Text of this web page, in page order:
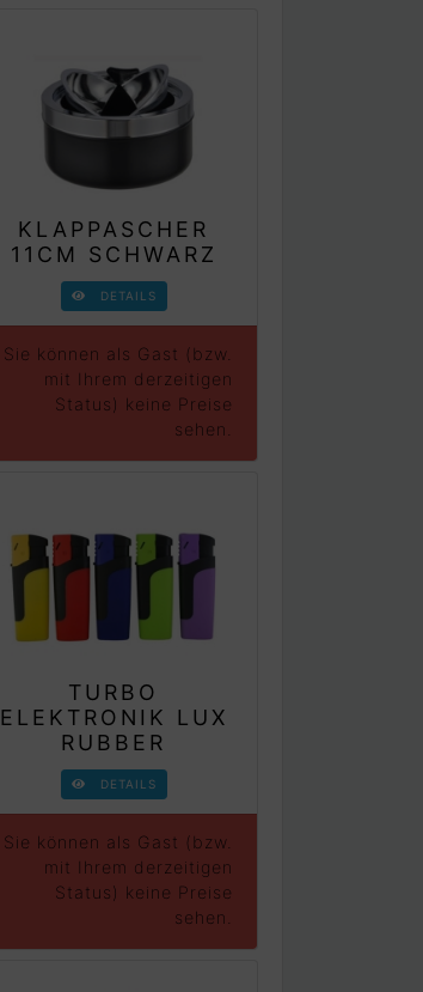
KLAPPASCHER
11CM SCHWARZ
DETAILS
Sie können als Gast (bzw.
mit Ihrem derzeitigen
Status) keine Preise
sehen.
TURBO
ELEKTRONIK LUX
RUBBER
DETAILS
Sie können als Gast (bzw.
mit Ihrem derzeitigen
Status) keine Preise
sehen.